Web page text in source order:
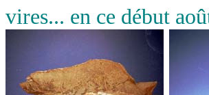
vires... en ce début